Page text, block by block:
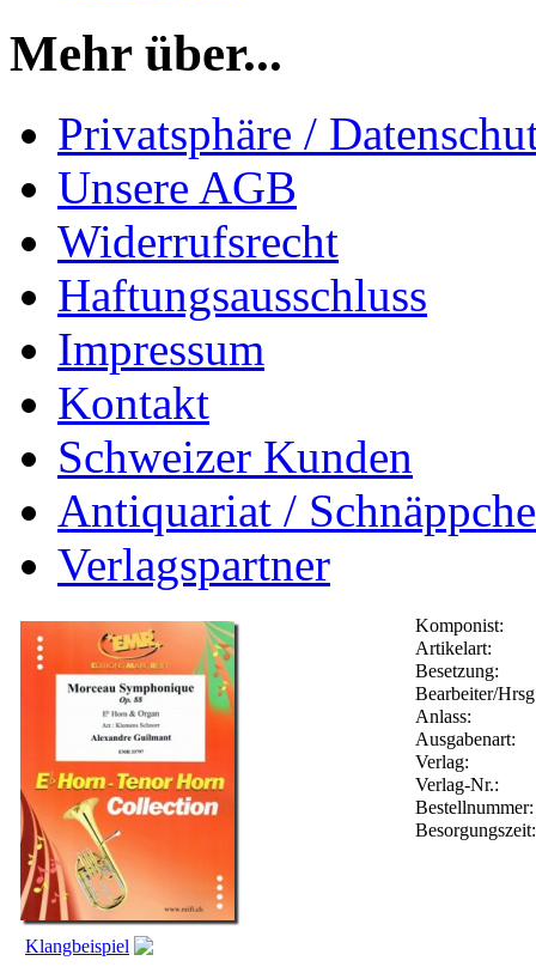
Mehr über...
Privatsphäre /
Unsere AGB
Widerrufsrecht
Haftungsausschluss
Impressum
Kontakt
Schweizer Kunden
Antiquariat /
Verlagspartner
Klangbeispiel
Komponist:
Artikelart:
Besetzung:
Bearbeiter/
Anlass:
Ausgabenart:
Verlag:
Verlag-Nr.: